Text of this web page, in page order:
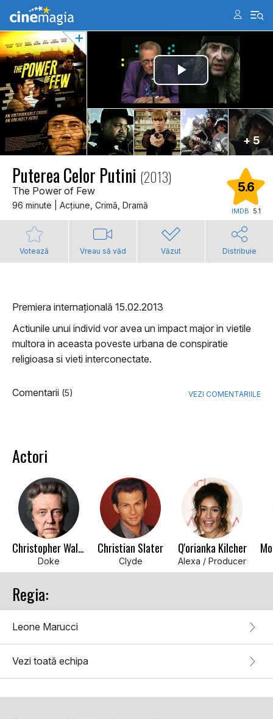
+ 5
Puterea Celor Putini (2013)
The Power of Few
96 minute | Acţiune, Crimă, Dramă
5.6
IMDB: 5.1
Votează Vreau să văd Văzut Distribuie
Premiera internațională 15.02.2013
Actiunile unui individ vor avea un impact major in vietile
multora in aceasta poveste urbana de conspiratie
religioasa si vieti interconectate.
Comentarii (5) VEZI COMENTARIILE
Actori
Christopher Walken
Doke
Christian Slater
Clyde
Q'orianka Kilcher
Alexa / Producer
Regia:
Leone Marucci
Vezi toată echipa